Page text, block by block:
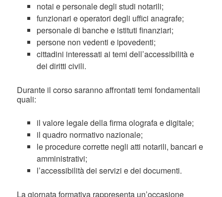
notai e personale degli studi notarili;
funzionari e operatori degli uffici anagrafe;
personale di banche e istituti finanziari;
persone non vedenti e ipovedenti;
cittadini interessati ai temi dell’accessibilità e
dei diritti civili.
Durante il corso saranno affrontati temi fondamentali
quali:
il valore legale della firma olografa e digitale;
il quadro normativo nazionale;
le procedure corrette negli atti notarili, bancari e
amministrativi;
l’accessibilità dei servizi e dei documenti.
La giornata formativa rappresenta un’occasione